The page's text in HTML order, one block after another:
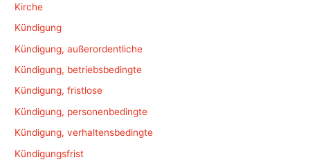
Kirche
Kündigung
Kündigung, außerordentliche
Kündigung, betriebsbedingte
Kündigung, fristlose
Kündigung, personenbedingte
Kündigung, verhaltensbedingte
Kündigungsfrist